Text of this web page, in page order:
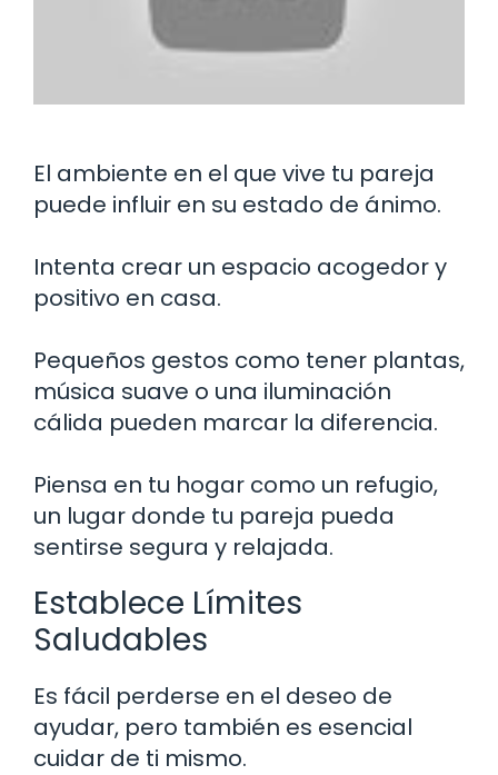
El ambiente en el que vive tu pareja
puede influir en su estado de ánimo.
Intenta crear un espacio acogedor y
positivo en casa.
Pequeños gestos como tener plantas,
música suave o una iluminación
cálida pueden marcar la diferencia.
Piensa en tu hogar como un refugio,
un lugar donde tu pareja pueda
sentirse segura y relajada.
Establece Límites
Saludables
Es fácil perderse en el deseo de
ayudar, pero también es esencial
cuidar de ti mismo.